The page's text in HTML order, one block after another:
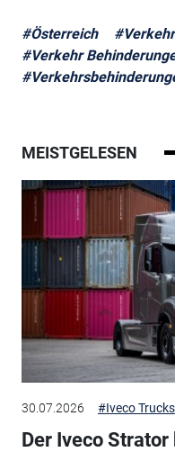
#Österreich
#Verkehr
MEISTGELESEN
30.07.2026 #Iveco Trucks
Der Iveco